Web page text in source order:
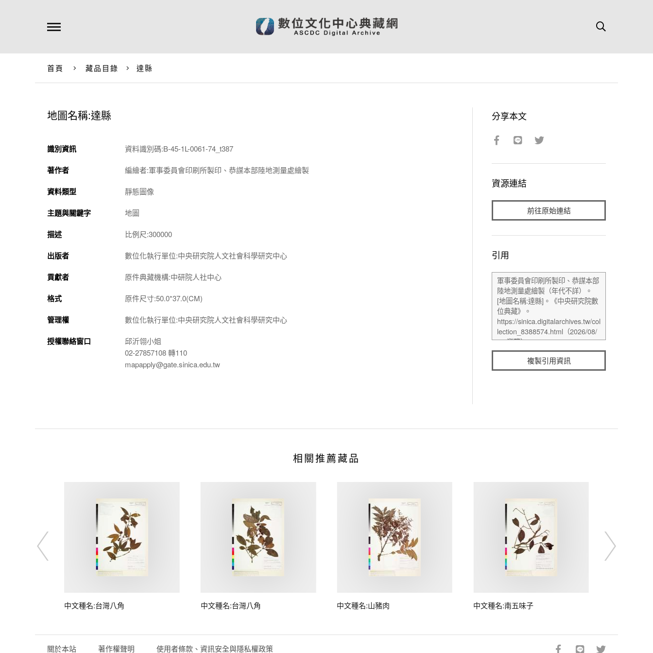
首頁 藏品目錄 達縣
地圖名稱:達縣
識別資訊 資料識別碼:B-45-1L-0061-74_t387
著作者 編繪者:軍事委員會印刷所製印、恭謀本部陸地測量處繪製
資料類型 靜態圖像
主題與關鍵字 地圖
描述 比例尺:300000
出版者 數位化執行單位:中央研究院人文社會科學研究中心
貢獻者 原件典藏機構:中研院人社中心
格式 原件尺寸:50.0*37.0(CM)
管理權 數位化執行單位:中央研究院人文社會科學研究中心
授權聯絡窗口
邱沂翎小姐
02-27857108 轉110
mapapply@gate.sinica.edu.tw
分享本文
資源連結
前往原始連結
引用
複製引用資訊
相關推薦藏品
中文種名:台灣八角 中文種名:台灣八角 中文種名:山豬肉 中文種名:南五味子
關於本站 著作權聲明 使用者條款、資訊安全與隱私權政策